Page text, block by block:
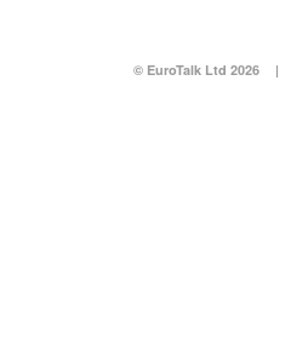
© EuroTalk Ltd 2026 |